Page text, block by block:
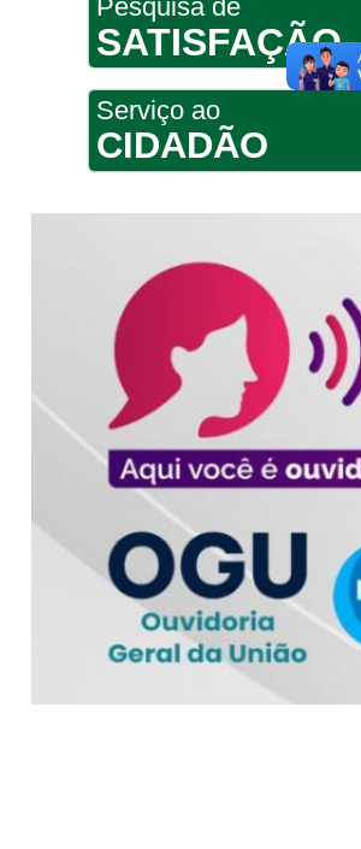
Pesquisa de
SATISFAÇÃO
Serviço ao
CIDADÃO